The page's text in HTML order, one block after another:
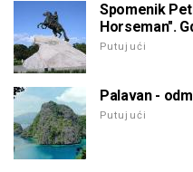
Spomenik
Horseman".
Putujući
Palavan -
Putujući